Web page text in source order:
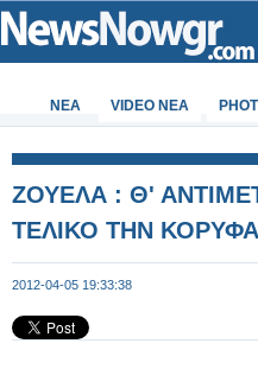
ΝΕΑ VIDEO NEA
ΖΟΥΕΛΑ : Θ'
ΤΕΛΙΚΟ ΤΗΝ
2012-04-05 19:33:38